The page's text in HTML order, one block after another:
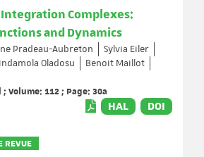
Complexes:
and Dynamics
Pradeau-Aubreton
Sylvia Eiler
Oladosu
Benoit Maillot
Volume: 112 ; Page: 30a
HAL DOI
REVUE